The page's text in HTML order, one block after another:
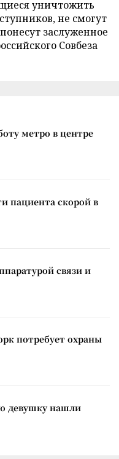
уничтожить
не смогут
заслуженное
Совбеза
метро в центре
пациента скорой в
связи и
потребует охраны
девушку нашли